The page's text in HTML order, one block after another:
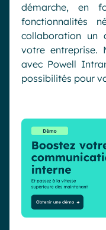
démarche, en
fonctionnalités
collaboration un
votre entreprise.
avec Powell
possibilités pour